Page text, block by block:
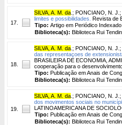
17.
SILVA, A. M. da ; PONCIANO, N. J. ;
limites e possibilidades. Revista de
Tipo: Artigo em Periódico Indexado
Biblioteca(s): Biblioteca Rui
18.
SILVA, A. M. da ; PONCIANO, N. J. ;
das representaçoes de
BRASILEIRA DE ECONOMIA,
cooperação para o
Tipo: Publicação em Anais de
Biblioteca(s): Biblioteca Rui
19.
SILVA, A. M. da ; PONCIANO, N. J. ;
dos movimentos sociais no
LATINOAMERICANA DE
Tipo: Publicação em Anais de
Biblioteca(s): Biblioteca Rui